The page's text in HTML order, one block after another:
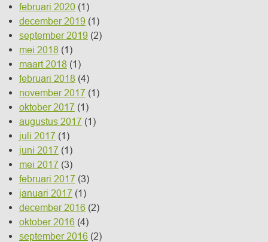
februari 2020 (1)
december 2019 (1)
september 2019 (2)
mei 2018 (1)
maart 2018 (1)
februari 2018 (4)
november 2017 (1)
oktober 2017 (1)
augustus 2017 (1)
juli 2017 (1)
juni 2017 (1)
mei 2017 (3)
februari 2017 (3)
januari 2017 (1)
december 2016 (2)
oktober 2016 (4)
september 2016 (2)